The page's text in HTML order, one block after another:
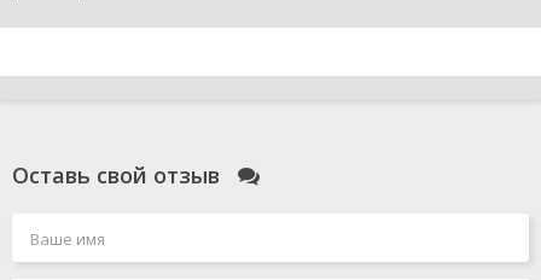
Оставь свой отзыв